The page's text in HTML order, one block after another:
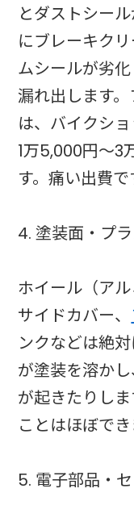
とダストシー
にブレーキク
ムシールが劣
漏れ出します
は、バイクシ
1万5,000円〜3
す。痛い出費で
4. 塗装面・プ
ホイール（アル
サイドカバー、
ンクなどは絶
が塗装を溶か
が起きたりし
ことはほぼでき
5. 電子部品・